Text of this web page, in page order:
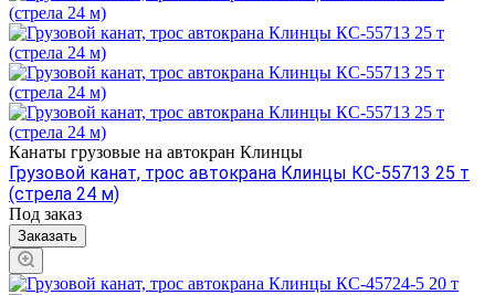
Канаты грузовые на автокран Клинцы
Грузовой канат, трос автокрана Клинцы КС-55713 25 т
(стрела 24 м)
Под заказ
Заказать